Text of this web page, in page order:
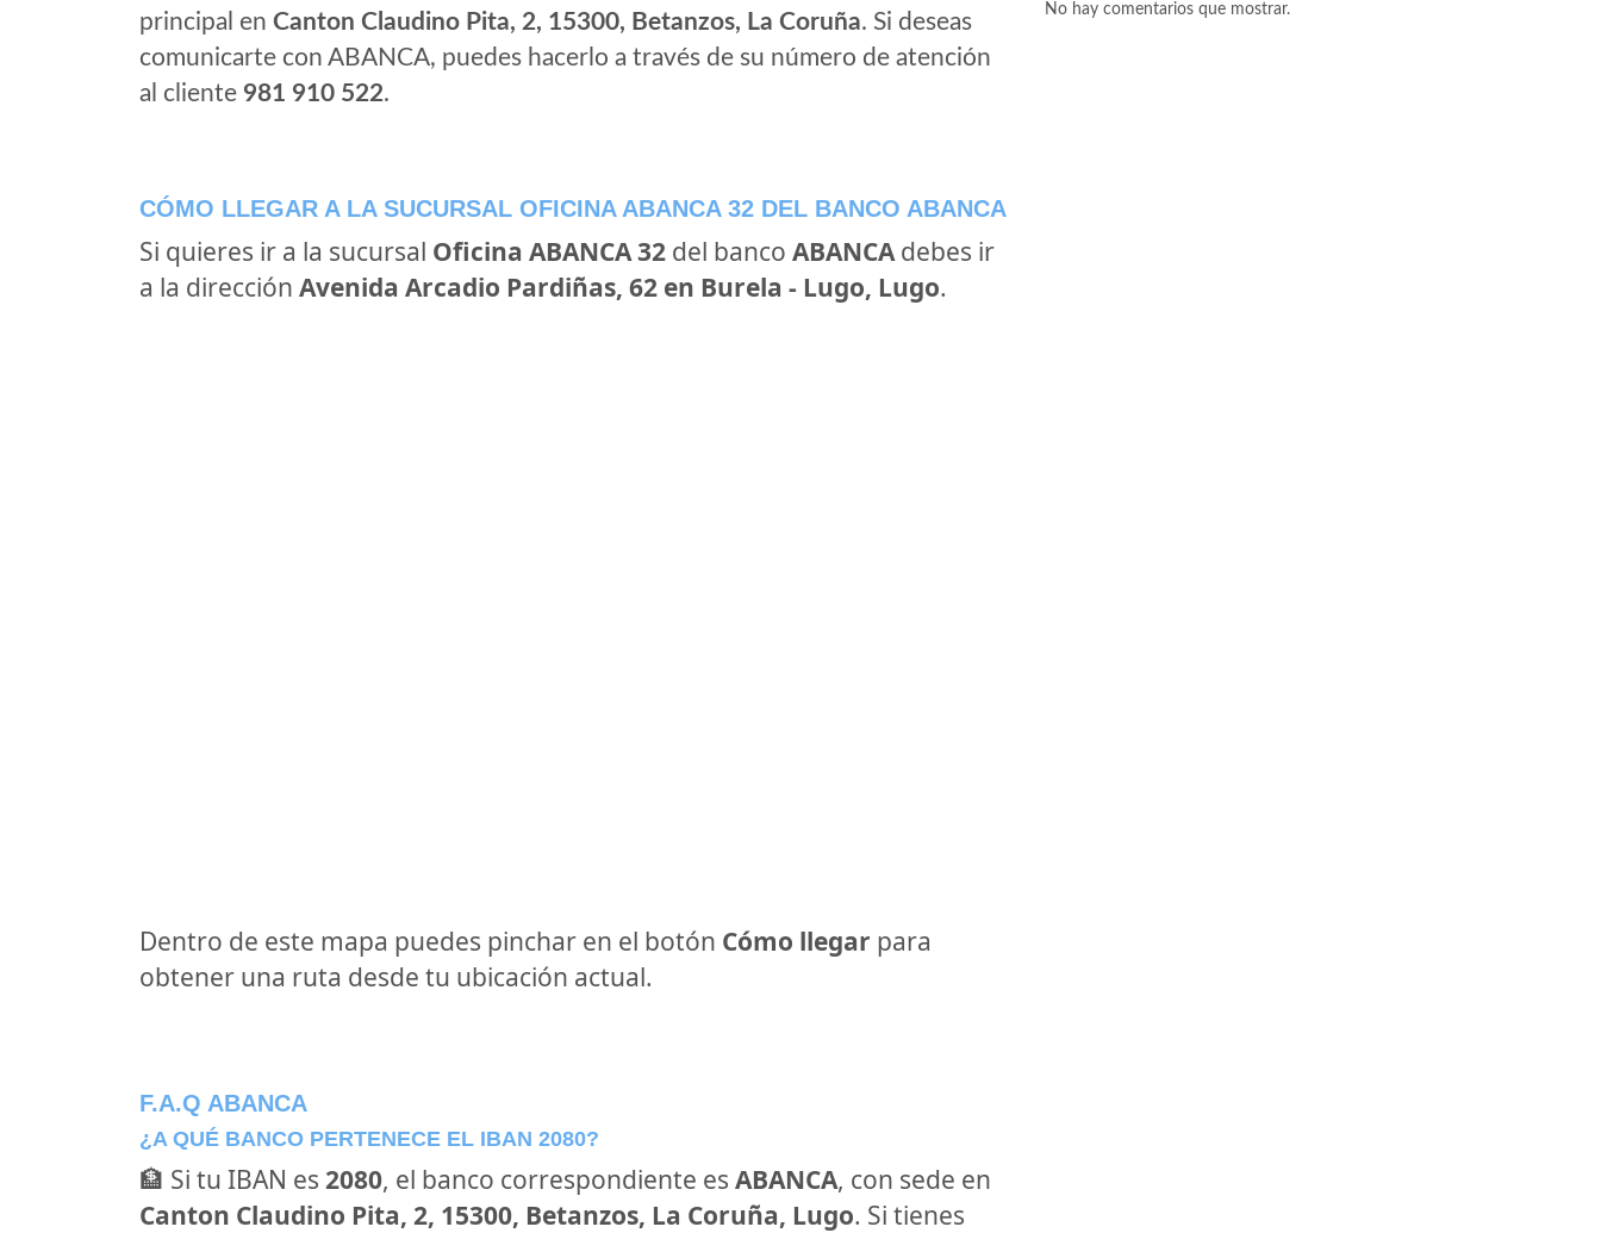
principal en Canton Claudino Pita, 2, 15300, Betanzos, La Coruña. Si deseas
comunicarte con ABANCA, puedes hacerlo a través de su número de atención
al cliente 981 910 522.
CÓMO LLEGAR A LA SUCURSAL OFICINA ABANCA 32 DEL BANCO ABANCA
Si quieres ir a la sucursal Oficina ABANCA 32 del banco ABANCAdebes ir
a la dirección Avenida Arcadio Pardiñas, 62 en Burela - Lugo, Lugo.
Dentro de este mapa puedes pinchar en el botón Cómo llegar para
obtener una ruta desde tu ubicación actual.
F.A.Q ABANCA
¿A QUÉ BANCO PERTENECE EL IBAN 2080?
🏦 Si tu IBAN es 2080, el banco correspondiente es ABANCA, con sede en
Canton Claudino Pita, 2, 15300, Betanzos, La Coruña, Lugo. Si tienes
No hay comentarios que mostrar.